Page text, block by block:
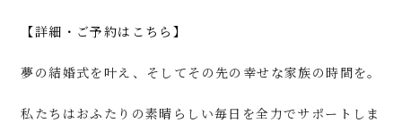
【詳細・ご予約はこちら】
夢の結婚式を叶え、そしてその先の幸せな家族の時間を。
私たちはおふたりの素晴らしい毎日を全力でサポートしま